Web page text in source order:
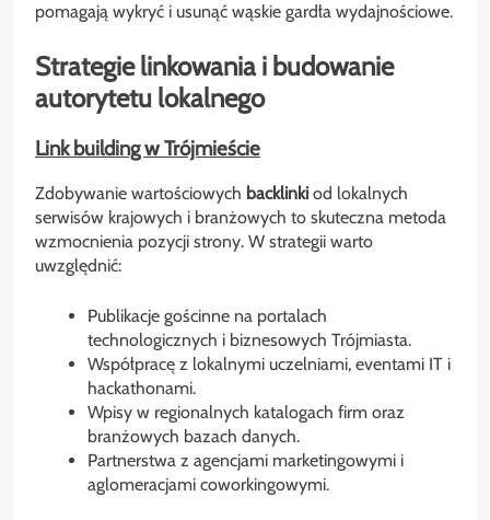
pomagają wykryć i usunąć wąskie gardła wydajnościowe.
Strategie linkowania i budowanie
autorytetu lokalnego
Link building w Trójmieście
Zdobywanie wartościowych backlinki od lokalnych
serwisów krajowych i branżowych to skuteczna metoda
wzmocnienia pozycji strony. W strategii warto
uwzględnić:
Publikacje gościnne na portalach
technologicznych i biznesowych Trójmiasta.
Współpracę z lokalnymi uczelniami, eventami IT i
hackathonami.
Wpisy w regionalnych katalogach firm oraz
branżowych bazach danych.
Partnerstwa z agencjami marketingowymi i
aglomeracjami coworkingowymi.